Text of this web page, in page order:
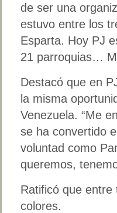
de ser una
estuvo entre los
Esparta. Hoy PJ
21 parroquias…
Destacó que en
la misma
Venezuela. “Me
se ha convertido
voluntad como
queremos,
Ratificó que
colores.